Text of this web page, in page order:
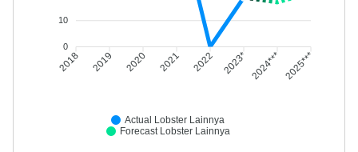
Actual Lobster Lainnya
Forecast Lobster Lainnya
10
0
2018 2019 2020 2021 2022 2023* 2024*** 2025***